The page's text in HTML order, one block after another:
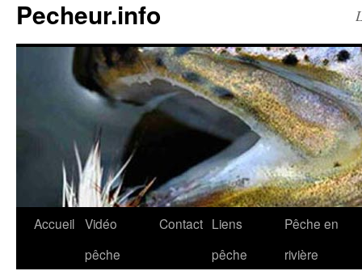
Pecheur.info
Accueil Vidéo
pêche
Contact Liens
pêche
Pêche en
rivière